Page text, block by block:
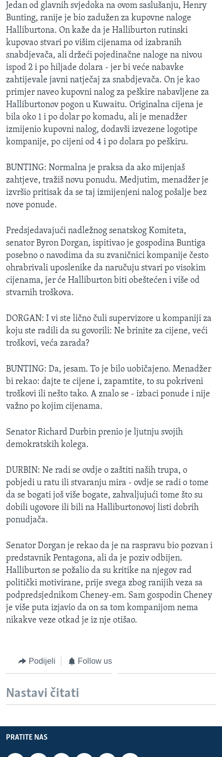
Jedan od glavnih svjedoka na ovom saslušanju, Henry
Bunting, ranije je bio zadužen za kupovne naloge
Halliburtona. On kaže da je Halliburton rutinski
kupovao stvari po višim cijenama od izabranih
snabdjevača, ali držeći pojedinačne naloge na nivou
ispod 2 i po hiljade dolara - jer bi veće nabavke
zahtijevale javni natječaj za snabdjevača. On je kao
primjer naveo kupovni nalog za peškire nabavljene za
Halliburtonov pogon u Kuwaitu. Originalna cijena je
bila oko 1 i po dolar po komadu, ali je menadžer
izmijenio kupovni nalog, dodavši izvezene logotipe
kompanije, po cijeni od 4 i po dolara po peškiru.
BUNTING: Normalna je praksa da ako mijenjaš
zahtjeve, tražiš novu ponudu. Medjutim, menadžer je
izvršio pritisak da se taj izmijenjeni nalog pošalje bez
nove ponude.
Predsjedavajući nadležnog senatskog Komiteta,
senator Byron Dorgan, ispitivao je gospodina Buntiga
posebno o navodima da su zvaničnici kompanije često
ohrabrivali uposlenike da naručuju stvari po visokim
cijenama, jer će Halliburton biti obeštećen i više od
stvarnih troškova.
DORGAN: I vi ste lično čuli supervizore u kompaniji za
koju ste radili da su govorili: Ne brinite za cijene, veći
troškovi, veća zarada?
BUNTING: Da, jesam. To je bilo uobičajeno. Menadžer
bi rekao: dajte te cijene i, zapamtite, to su pokriveni
troškovi ili nešto tako. A znalo se - izbaci ponude i nije
važno po kojim cijenama.
Senator Richard Durbin prenio je ljutnju svojih
demokratskih kolega.
DURBIN: Ne radi se ovdje o zaštiti naših trupa, o
pobjedi u ratu ili stvaranju mira - ovdje se radi o tome
da se bogati još više bogate, zahvaljujući tome što su
dobili ugovore ili bili na Halliburtonovoj listi dobrih
ponudjača.
Senator Dorgan je rekao da je na raspravu bio pozvan i
predstavnik Pentagona, ali da je poziv odbijen.
Halliburton se požalio da su kritike na njegov rad
politički motivirane, prije svega zbog ranijih veza sa
podpredsjednikom Cheney-em. Sam gospodin Cheney
je više puta izjavio da on sa tom kompanijom nema
nikakve veze otkad je iz nje otišao.
Podijeli Follow us
Nastavi čitati
PRATITE NAS